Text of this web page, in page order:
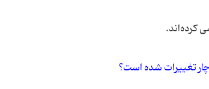
كرده‌اند.
تغییرات شده است؟